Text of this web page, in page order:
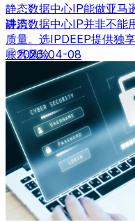
静态数据中心IP能做亚马
讲清
静态数据中心IP并非不能
质量。选IPDEEP提供独
账号风险。
2026-04-08